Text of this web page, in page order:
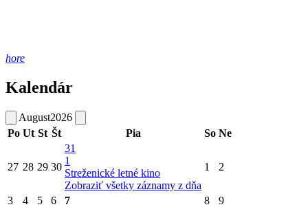
hore
Kalendár
August2026
Po Ut St Št Pia So Ne
27 28 29 30
31
1
Streženické letné kino
Zobraziť všetky záznamy z dňa
1 2
3 4 5 6 7 8
9